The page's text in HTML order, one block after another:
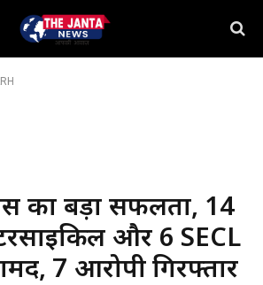
का बड़ा सफलता, 14
और 6 SECL
7 आरोपी गिरफ्तार